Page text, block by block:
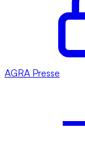
AGRA Presse